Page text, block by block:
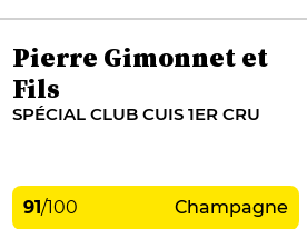
Pierre Gimonnet et
Fils
SPÉCIAL CLUB CUIS 1ER CRU
91/100 Champagne